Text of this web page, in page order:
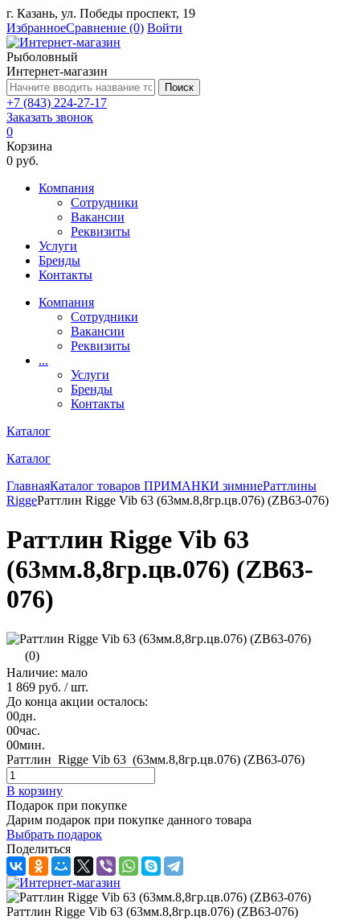
г. Казань, ул. Победы проспект, 19
ИзбранноеСравнение (0) Войти
Рыболовный
Интернет-магазин
Поиск
+7 (843) 224-27-17
Заказать звонок
0
Корзина
0 руб.
Компания
Сотрудники
Вакансии
Реквизиты
Услуги
Бренды
Контакты
Компания
Сотрудники
Вакансии
Реквизиты
...
Услуги
Бренды
Контакты
Каталог
Каталог
ГлавнаяКаталог товаров ПРИМАНКИ зимниеРаттлины
RiggeРаттлин Rigge Vib 63 (63мм.8,8гр.цв.076) (ZB63-076)
Раттлин Rigge Vib 63
(63мм.8,8гр.цв.076) (ZB63-
076)
(0)
Наличие: мало
1 869 руб. / шт.
До конца акции осталось:
00дн.
00час.
00мин.
Раттлин Rigge Vib 63 (63мм.8,8гр.цв.076) (ZB63-076)
В корзину
Подарок при покупке
Дарим подарок при покупке данного товара
Выбрать подарок
Поделиться
Раттлин Rigge Vib 63 (63мм.8,8гр.цв.076) (ZB63-076)